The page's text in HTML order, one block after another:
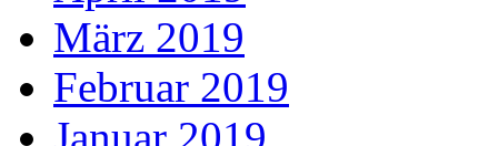
März 2019
Februar 2019
Januar 2019